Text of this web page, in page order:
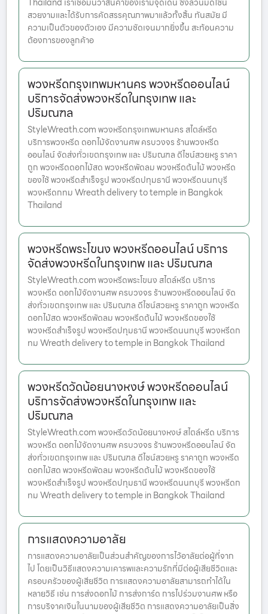
Thailand เราเชื่อมั่นว่าสินค้าของเรามีจุดเด่น ซึ่งล้วนมีดีไซน์
สวยงามและได้รับการคัดสรรคุณภาพมาแล้วทั้งสิ้น ทันสมัย มี
ความเป็นตัวของตัวเอง มีความชัดเจนมากยิ่งขึ้น สะท้อนความ
ต้องการของลูกค้าอ
พวงหรีดกรุงเทพมหานคร พวงหรีดออนไลน์
บริการจัดส่งพวงหรีดในกรุงเทพ และ
ปริมณฑล
StyleWreath.com พวงหรีดกรุงเทพมหานคร สไตล์หรีด
บริการพวงหรีด ดอกไม้จัดงานศพ ครบวงจร ร้านพวงหรีด
ออนไลน์ จัดส่งทั่วเขตกรุงเทพ และ ปริมณฑล ดีไซน์สวยหรู ราคา
ถูก พวงหรีดดอกไม้สด พวงหรีดพัดลม พวงหรีดต้นไม้ พวงหรีด
ของใช้ พวงหรีดสำเร็จรูป พวงหรีดปทุมธานี พวงหรีดนนทบุรี
พวงหรีดกทม Wreath delivery to temple in Bangkok
Thailand
พวงหรีดพระโขนง พวงหรีดออนไลน์ บริการ
จัดส่งพวงหรีดในกรุงเทพ และ ปริมณฑล
StyleWreath.com พวงหรีดพระโขนง สไตล์หรีด บริการ
พวงหรีด ดอกไม้จัดงานศพ ครบวงจร ร้านพวงหรีดออนไลน์ จัด
ส่งทั่วเขตกรุงเทพ และ ปริมณฑล ดีไซน์สวยหรู ราคาถูก พวงหรีด
ดอกไม้สด พวงหรีดพัดลม พวงหรีดต้นไม้ พวงหรีดของใช้
พวงหรีดสำเร็จรูป พวงหรีดปทุมธานี พวงหรีดนนทบุรี พวงหรีดก
ทม Wreath delivery to temple in Bangkok Thailand
พวงหรีดวัดน้อยนางหงษ์ พวงหรีดออนไลน์
บริการจัดส่งพวงหรีดในกรุงเทพ และ
ปริมณฑล
StyleWreath.com พวงหรีดวัดน้อยนางหงษ์ สไตล์หรีด บริการ
พวงหรีด ดอกไม้จัดงานศพ ครบวงจร ร้านพวงหรีดออนไลน์ จัด
ส่งทั่วเขตกรุงเทพ และ ปริมณฑล ดีไซน์สวยหรู ราคาถูก พวงหรีด
ดอกไม้สด พวงหรีดพัดลม พวงหรีดต้นไม้ พวงหรีดของใช้
พวงหรีดสำเร็จรูป พวงหรีดปทุมธานี พวงหรีดนนทบุรี พวงหรีดก
ทม Wreath delivery to temple in Bangkok Thailand
การแสดงความอาลัย
การแสดงความอาลัยเป็นส่วนสำคัญของการไว้อาลัยต่อผู้ที่จาก
ไป โดยเป็นวิธีแสดงความเคารพและความรักที่มีต่อผู้เสียชีวิตและ
ครอบครัวของผู้เสียชีวิต การแสดงความอาลัยสามารถทำได้ใน
หลายวิธี เช่น การส่งดอกไม้ การส่งการ์ด การไปร่วมงานศพ หรือ
การบริจาคเงินในนามของผู้เสียชีวิต การแสดงความอาลัยเป็นสิ่ง